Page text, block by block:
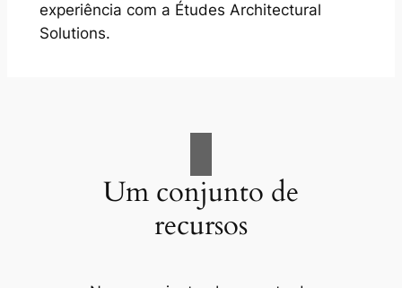
experiência com a Études Architectural
Solutions.
Um conjunto de
recursos